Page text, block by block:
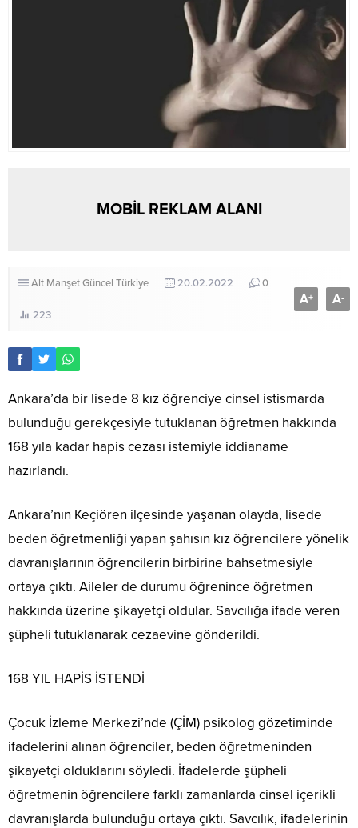
MOBİL REKLAM ALANI
Alt ManşetGüncel Türkiye 20.02.2022 0
223
A+ A-
Ankara’da bir lisede 8 kız öğrenciye cinsel istismarda
bulunduğu gerekçesiyle tutuklanan öğretmen hakkında
168 yıla kadar hapis cezası istemiyle iddianame
hazırlandı.
Ankara’nın Keçiören ilçesinde yaşanan olayda, lisede
beden öğretmenliği yapan şahısın kız öğrencilere yönelik
davranışlarının öğrencilerin birbirine bahsetmesiyle
ortaya çıktı. Aileler de durumu öğrenince öğretmen
hakkında üzerine şikayetçi oldular. Savcılığa ifade veren
şüpheli tutuklanarak cezaevine gönderildi.
168 YIL HAPİS İSTENDİ
Çocuk İzleme Merkezi’nde (ÇİM) psikolog gözetiminde
ifadelerini alınan öğrenciler, beden öğretmeninden
şikayetçi olduklarını söyledi. İfadelerde şüpheli
öğretmenin öğrencilere farklı zamanlarda cinsel içerikli
davranışlarda bulunduğu ortaya çıktı. Savcılık, ifadelerinin